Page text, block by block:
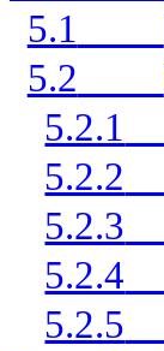
5.1
5.2
5.2.1
5.2.2
5.2.3
5.2.4
5.2.5